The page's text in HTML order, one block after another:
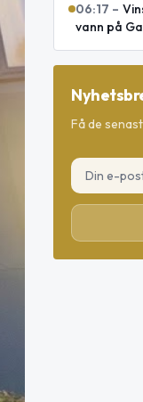
06:17 –
vann på
Få de